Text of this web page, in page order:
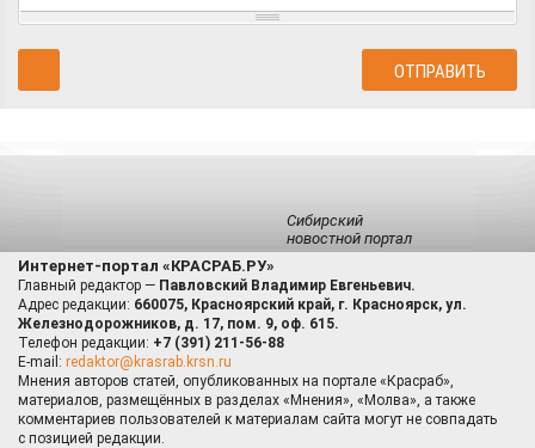
Сибирский
новостной портал
Интернет-портал «КРАСРАБ.РУ»
Главный редактор — Павловский Владимир Евгеньевич.
Адрес редакции: 660075, Красноярский край, г. Красноярск, ул.
Железнодорожников, д. 17, пом. 9, оф. 615.
Телефон редакции: +7 (391) 211-56-88
E-mail: redaktor@krasrab.krsn.ru
Мнения авторов статей, опубликованных на портале «Красраб»,
материалов, размещённых в разделах «Мнения», «Молва», а также
комментариев пользователей к материалам сайта могут не совпадать
с позицией редакции.